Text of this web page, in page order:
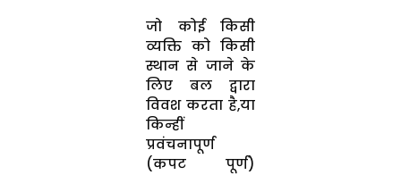
जो कोई किसी
व्यक्ति को किसी
स्थान से जाने के
लिए बल द्वारा
विवश करता है,या
किन्हीं
प्रवंचनापूर्ण
(कपट पूर्ण)